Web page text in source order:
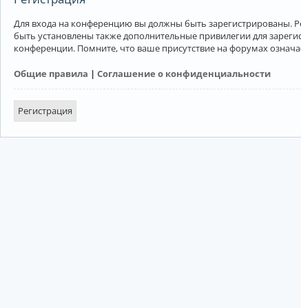
Для входа на конференцию вы должны быть зарегистрированы.
быть установлены также дополнительные привилегии для
конференции. Помните, что ваше присутствие на форумах
Общие правила | Соглашение о конфиденциальности
Регистрация